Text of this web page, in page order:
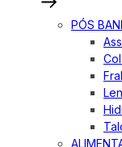
PÓS